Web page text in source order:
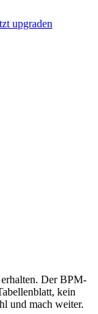
upgraden
erhalten. Der BPM-
kein
und mach weiter.